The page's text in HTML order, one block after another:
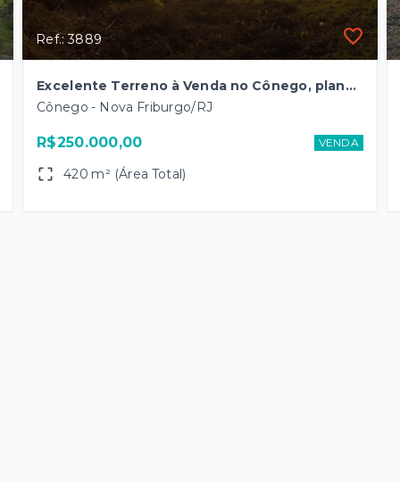
Ref.: 3889
Excelente Terreno à Venda no Cônego, plano com um suave declíve – 420m² – Oportunidade Única!
Cônego - Nova Friburgo/RJ
R$250.000,00 VENDA
420 m² (Área Total)